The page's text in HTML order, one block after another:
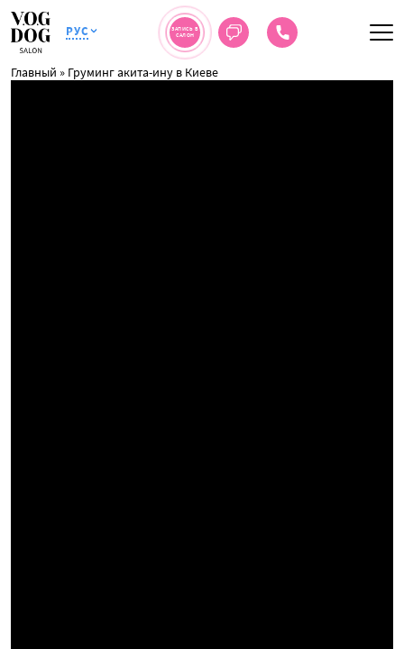
РУС
ЗАПИСЬ В
САЛОН
Главный » Груминг акита-ину в Киеве